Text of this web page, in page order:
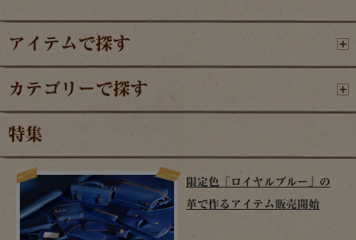
アイテムで探す
カテゴリーで探す
特集
限定色「ロイヤルブルー」の
革で作るアイテム販売開始